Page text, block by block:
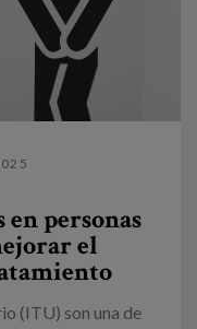
personas
el
(ITU) son una de